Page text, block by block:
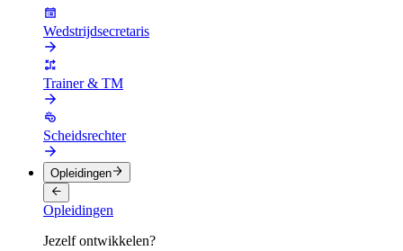
Wedstrijdsecretaris
Trainer & TM
Scheidsrechter
Opleidingen
Opleidingen
Jezelf ontwikkelen?